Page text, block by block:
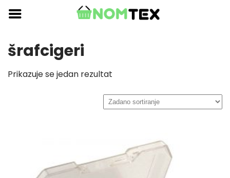
Skip
content
šrafcigeri
Prikazuje se jedan rezultat